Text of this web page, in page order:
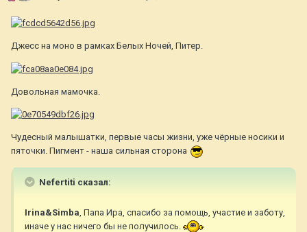
Джесс на моно в рамках Белых Ночей, Питер.
Довольная мамочка.
Чудесный малышатки, первые часы жизни, уже чёрные носики и
пяточки. Пигмент - наша сильная сторона
Nefertiti сказал:
Irina&Simba , Папа Ира, спасибо за помощь, участие и заботу,
иначе у нас ничего бы не получилось.